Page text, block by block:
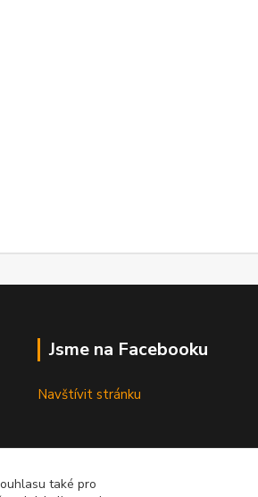
Jsme na Facebooku
Navštívit stránku
také pro